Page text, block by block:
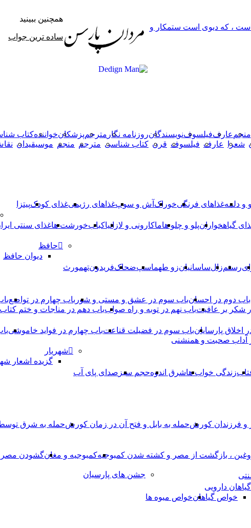
است ، که دیوی است ستمکار و
منجم عارففیلسوفنویسندگانروزنامه نگار مترجمپزشکانخوانندهکتاب
شعرا عارف فیلسوف قرن کتاب شناسی مترجم منجم موسیقیدان
و دلمهغذاهای فرنگیخوراک آش و سوپغذاهای رژیمیغذای کودکپیتزا
گیاهخوارانپلو و چلو هاماکارونی و لازانیاکبابخورشت هاغذای سنتی
رستمزالساسانیانزو طهماسپ‏ضحاکفریدونتهمورث
حافظ
دیوان حافظ
باب دوم در احسانباب سوم در عشق و مستی و شور باب چهارم در تواضع
شکر بر عافیتباب نهم در توبه و راه صوابباب دهم در مناجات و ختم کتاب
اخلاق پارسایانباب سوم در فضیلت قناعتباب چهارم در فواید خاموشى
آداب صحبت و همنشنى
زندگی خواب هاشرق اندوهحجم سبز صدای پای آب
شهریار
گزیده اشعار
فرزندان کورشحمله به بابل و فتح آن در زمان کورشحمله به شرق
، بازگشت از مصر و کشته شدن کمبوجیهکمبوجیه و مغانگشودن مصر
گیاهان دارویی
خواص گیاهانخواص میوه ها
جشن های پارسیان
همچنین ببینید
ساده ترین جواب
فیس
بوک
X
واتس
آپ
تلگرام
وایبر
دکمه
بازگشت